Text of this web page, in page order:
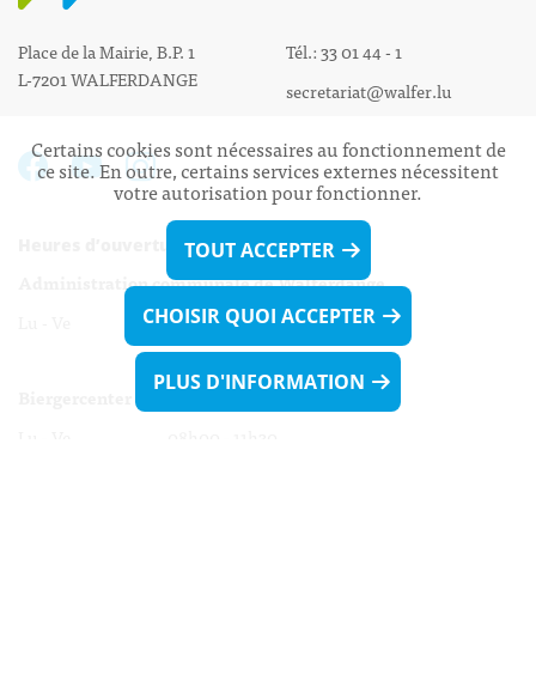
Place de la Mairie, B.P. 1
L-7201 WALFERDANGE
Tél.: 33 01 44 - 1
secretariat@walfer.lu
Heures d’ouverture:
Administration communale de Walferdange
Lu - Ve 08h00 - 11h30
13h30 - 16h00
Certains cookies sont nécessaires au fonctionnement de
ce site. En outre, certains services externes nécessitent
votre autorisation pour fonctionner.
TOUT ACCEPTER
CHOISIR QUOI ACCEPTER
PLUS D'INFORMATION